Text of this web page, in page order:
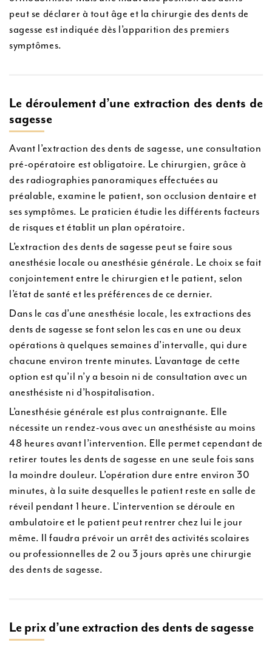
peut se déclarer à tout âge et la chirurgie des dents de
sagesse est indiquée dès l’apparition des premiers
symptômes.
Le déroulement d’une extraction des dents de
sagesse
Avant l’extraction des dents de sagesse, une consultation
pré-opératoire est obligatoire. Le chirurgien, grâce à
des radiographies panoramiques effectuées au
préalable, examine le patient, son occlusion dentaire et
ses symptômes. Le praticien étudie les différents facteurs
de risques et établit un plan opératoire.
L’extraction des dents de sagesse peut se faire sous
anesthésie locale ou anesthésie générale. Le choix se fait
conjointement entre le chirurgien et le patient, selon
l’état de santé et les préférences de ce dernier.
Dans le cas d’une anesthésie locale, les extractions des
dents de sagesse se font selon les cas en une ou deux
opérations à quelques semaines d’intervalle, qui dure
chacune environ trente minutes. L’avantage de cette
option est qu’il n’y a besoin ni de consultation avec un
anesthésiste ni d’hospitalisation.
L’anesthésie générale est plus contraignante. Elle
nécessite un rendez-vous avec un anesthésiste au moins
48 heures avant l’intervention. Elle permet cependant de
retirer toutes les dents de sagesse en une seule fois sans
la moindre douleur. L’opération dure entre environ 30
minutes, à la suite desquelles le patient reste en salle de
réveil pendant 1 heure. L’intervention se déroule en
ambulatoire et le patient peut rentrer chez lui le jour
même. Il faudra prévoir un arrêt des activités scolaires
ou professionnelles de 2 ou 3 jours après une chirurgie
des dents de sagesse.
Le prix d’une extraction des dents de sagesse